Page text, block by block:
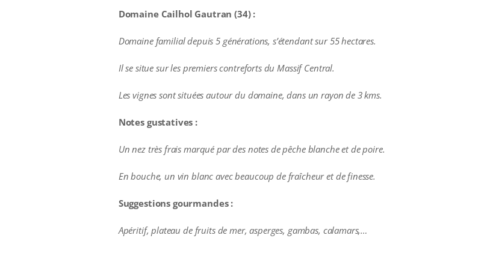
Domaine Cailhol Gautran (34) :
Domainefamilial depuis 5 générations, s’étendant sur 55 hectares.
Il se situe sur les premiers contreforts du Massif Central.
Les vignes sont situées autour du domaine, dans un rayon de 3 kms.
Notes gustatives :
Un nez très frais marqué par des notes de pêche blanche et de poire.
En bouche, un vin blanc avec beaucoup de fraîcheur et de finesse.
Suggestions gourmandes :
Apéritif, plateau de fruits de mer, asperges, gambas, calamars,…